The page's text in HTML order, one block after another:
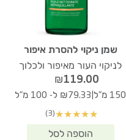
שמן ניקוי להסרת איפור
לניקוי העור מאיפור ולכלוך
₪119.00
150 מ"ל ₪79.33 ל- 100 מ"ל
★
★
★
★
★
(3)